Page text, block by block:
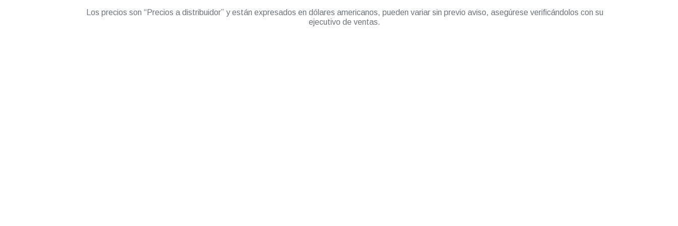
Los precios son “Precios a distribuidor” y están expresados en dólares americanos, pueden variar sin previo aviso, asegúrese verificándolos con su
ejecutivo de ventas.